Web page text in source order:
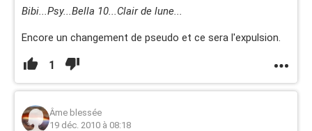
Bibi...Psy...Bella 10...Clair de lune...
Encore un changement de pseudo et ce sera l'expulsion.
1
Âme blessée
19 déc. 2010 à 08:18